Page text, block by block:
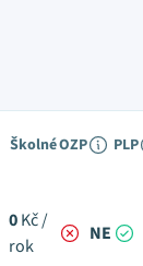
ŠkolnéOZP PLP
0Kč /
rok
NE